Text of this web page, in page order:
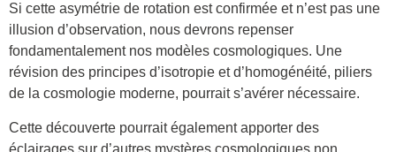
Si cette asymétrie de rotation est confirmée et n’est pas une
illusion d’observation, nous devrons repenser
fondamentalement nos modèles cosmologiques. Une
révision des principes d’isotropie et d’homogénéité, piliers
de la cosmologie moderne, pourrait s’avérer nécessaire.
Cette découverte pourrait également apporter des
éclairages sur d’autres mystères cosmologiques non